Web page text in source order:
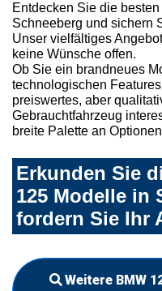
Entdecken Sie die
Schneeberg und sichern
Unser vielfältiges
keine Wünsche offen.
Ob Sie ein brandneues
technologischen
preiswertes, aber
Gebrauchtfahrzeug
breite Palette an
Erkunden Sie
125 Modelle in
fordern Sie Ihr
Weitere BMW